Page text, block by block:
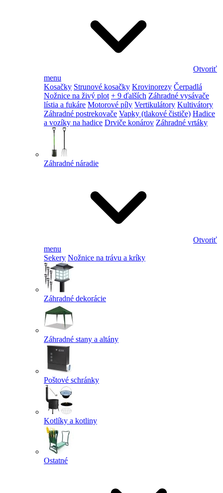
Otvoriť
menu
Kosačky Strunové kosačky Krovinorezy Čerpadlá
Nožnice na živý plot + 9 ďalších Záhradné vysávače
lístia a fukáre Motorové píly Vertikulátory Kultivátory
Záhradné postrekovače Vapky (tlakové čističe) Hadice
a vozíky na hadice Drviče konárov Záhradné vrtáky
Záhradné náradie
Otvoriť
menu
Sekery Nožnice na trávu a kríky
Záhradné dekorácie
Záhradné stany a altány
Poštové schránky
Kotlíky a kotliny
Ostatné